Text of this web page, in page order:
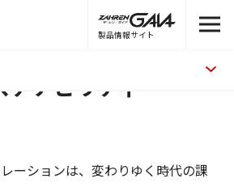
製品情報サイト
テナビリティ
ーションは、変わりゆく時代の課